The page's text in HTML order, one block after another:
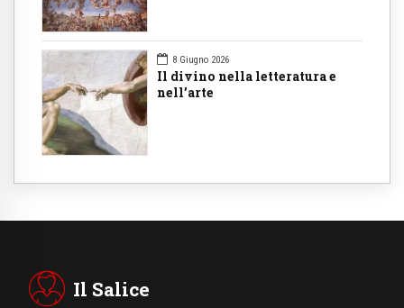
8 Giugno 2026
Il divino nella letteratura e
nell’arte
Il Salice